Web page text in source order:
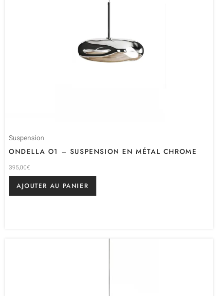
Suspension
ONDELLA O1 – SUSPENSION EN MÉTAL CHROME
395,00€
AJOUTER AU PANIER